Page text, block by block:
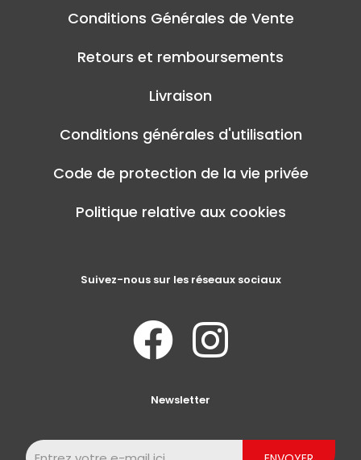
Conditions Générales de Vente
Retours et remboursements
Livraison
Conditions générales d'utilisation
Code de protection de la vie privée
Politique relative aux cookies
Suivez-nous sur les réseaux sociaux
Newsletter